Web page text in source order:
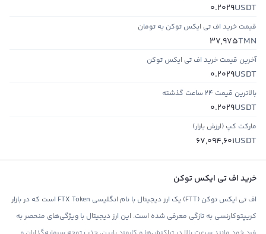
USDT
0.2029
قیمت خرید اف تی ایکس توکن به تومان
TMN
37,975
آخرین قیمت خرید اف تی ایکس توکن
USDT
0.2029
بالاترین قیمت ۲۴ ساعت گذشته
USDT
0.2029
مارکت کپ (ارزش بازار)
USDT
67,094,601
خرید اف تی ایکس توکن
اف تی ایکس توکن (FTT) یک ارز دیجیتال با نام انگلیسی FTX Token است که در بازار
کریپتوکارنسی به تازگی معرفی شده است. این ارز دیجیتال با ویژگی‌های منحصر به